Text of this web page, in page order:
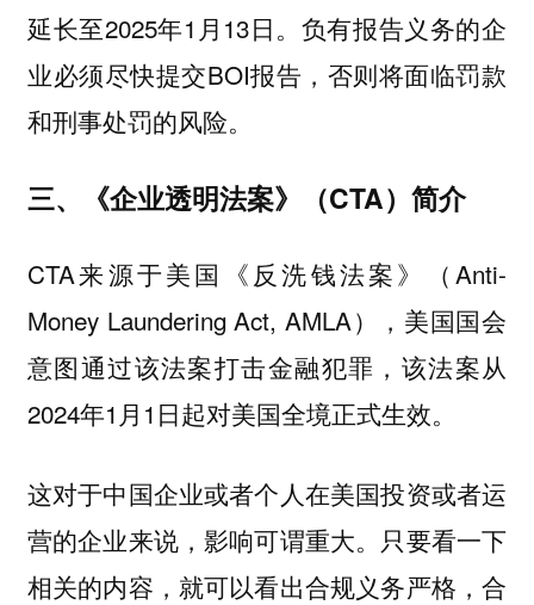
延长至2025年1月13日。负有报告义务的企
业必须尽快提交BOI报告，否则将面临罚款
和刑事处罚的风险。
三、《企业透明法案》（CTA）简介
CTA来源于美国《反洗钱法案》（Anti-
Money Laundering Act, AMLA），美国国会
意图通过该法案打击金融犯罪，该法案从
2024年1月1日起对美国全境正式生效。
这对于中国企业或者个人在美国投资或者运
营的企业来说，影响可谓重大。只要看一下
相关的内容，就可以看出合规义务严格，合